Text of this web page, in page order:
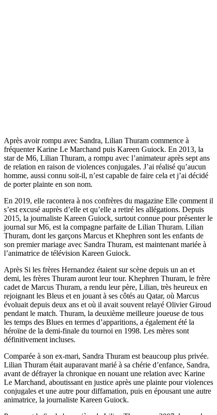
Après avoir rompu avec Sandra, Lilian Thuram commence à
fréquenter Karine Le Marchand puis Kareen Guiock. En 2013, la
star de M6, Lilian Thuram, a rompu avec l’animateur après sept ans
de relation en raison de violences conjugales. J’ai réalisé qu’aucun
homme, aussi connu soit-il, n’est capable de faire cela et j’ai décidé
de porter plainte en son nom.
En 2019, elle racontera à nos confrères du magazine Elle comment il
s’est excusé auprès d’elle et qu’elle a retiré les allégations. Depuis
2015, la journaliste Kareen Guiock, surtout connue pour présenter le
journal sur M6, est la compagne parfaite de Lilian Thuram. Lilian
Thuram, dont les garçons Marcus et Khephren sont les enfants de
son premier mariage avec Sandra Thuram, est maintenant mariée à
l’animatrice de télévision Kareen Guiock.
Après Si les frères Hernandez étaient sur scène depuis un an et
demi, les frères Thuram auront leur tour. Khephren Thuram, le frère
cadet de Marcus Thuram, a rendu leur père, Lilian, très heureux en
rejoignant les Bleus et en jouant à ses côtés au Qatar, où Marcus
évoluait depuis deux ans et où il avait souvent relayé Olivier Giroud
pendant le match. Thuram, la deuxième meilleure joueuse de tous
les temps des Blues en termes d’apparitions, a également été la
héroïne de la demi-finale du tournoi en 1998. Les mères sont
définitivement incluses.
Comparée à son ex-mari, Sandra Thuram est beaucoup plus privée.
Lilian Thuram était auparavant marié à sa chérie d’enfance, Sandra,
avant de défrayer la chronique en nouant une relation avec Karine
Le Marchand, aboutissant en justice après une plainte pour violences
conjugales et une autre pour diffamation, puis en épousant une autre
animatrice, la journaliste Kareen Guiock.